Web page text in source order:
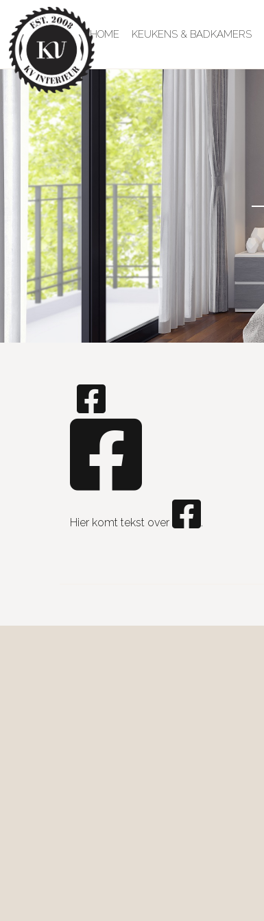
HOME KEUKENS & BADKAMERS
Hier komt tekst over .